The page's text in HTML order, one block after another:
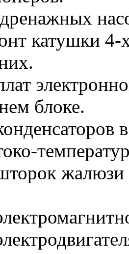
катушки 4-
блоке.
жалюзи